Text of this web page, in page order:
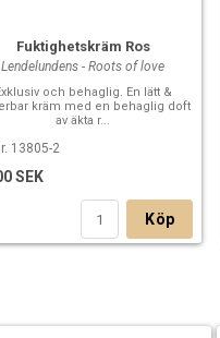
Fuktighetskräm Ros
Lendelundens - Roots of love
och behaglig. En lätt &
kräm med en behaglig doft
av äkta r...
13805-2
SEK
Köp